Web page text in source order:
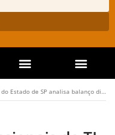
analisa balanço divulgado hoje (26) pelo DIEESE